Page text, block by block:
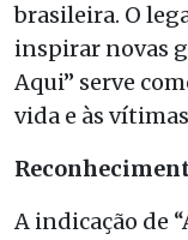
brasileira. O
inspirar novas
Aqui” serve
vida e às
A indicação de